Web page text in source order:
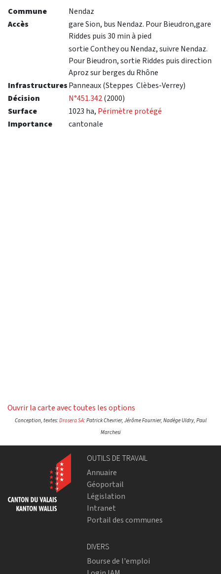
Commune
Nendaz
Accès
gare Sion, bus Nendaz. Pour Bieudron,gare
Riddes puis 30 min à pied
sortie Conthey ou Nendaz, suivre Nendaz.
Pour Bieudron, sortie Riddes puis direction
Aproz sur berges du Rhône
InfrastructuresPanneaux (Steppes Clèbes-Verrey)
Décision
N°451.342(2000)
Surface
1023 ha, Périmètre protégé
Importance
cantonale
Ouvrir la carte avec toutes les options
Conception, textes:Drosera SA: Patrick Chevrier, Jérôme Fournier, Nadège Uldry, Paul
Marchesi
OUTILS DE TRAVAIL
Annuaire
Géoportail
Législation
Intranet
Portail des communes
DIVERS
Bourse de l'emploi